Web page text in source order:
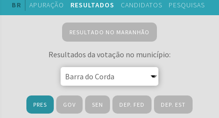
BR APURAÇÃO RESULTADOS CANDIDATOS PESQUISAS
RESULTADO NO MARANHÃO
Resultados da votação no município:
PRES GOV SEN DEP. FED DEP. EST